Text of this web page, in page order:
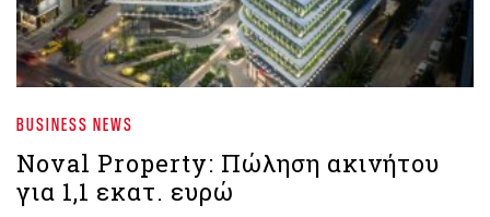
BUSINESS NEWS
Noval Property: Πώληση ακινήτου
για 1,1 εκατ. ευρώ